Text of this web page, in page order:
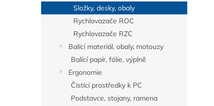
Složky, desky, obaly
Rychlovazače ROC
Rychlovazače RZC
Balící materiál, obaly, motouzy
Balící papír, fólie, výplně
Ergonomie
Čistící prostředky k PC
Podstavce, stojany, ramena